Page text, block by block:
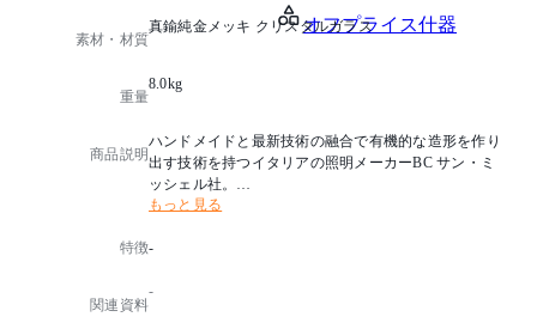
オフプライス什器
素材・材質
真鍮純金メッキ クリスタルガラス
重量
8.0kg
商品説明
ハンドメイドと最新技術の融合で有機的な造形を作り
出す技術を持つイタリアの照明メーカーBC サン・ミ
ッシェル社。
クリスタルビーズを贅沢にあしらったシャンデリアの
に演出します。
光源タイプ：E26 電球形ハロゲンランプクリア 33W×5
もっと見る
特徴-
関連資料
-